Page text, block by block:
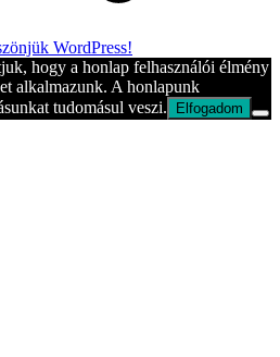
WordPress!
hogy a honlap felhasználói élmény
alkalmazunk. A honlapunk
tudomásul veszi.
Elfogadom